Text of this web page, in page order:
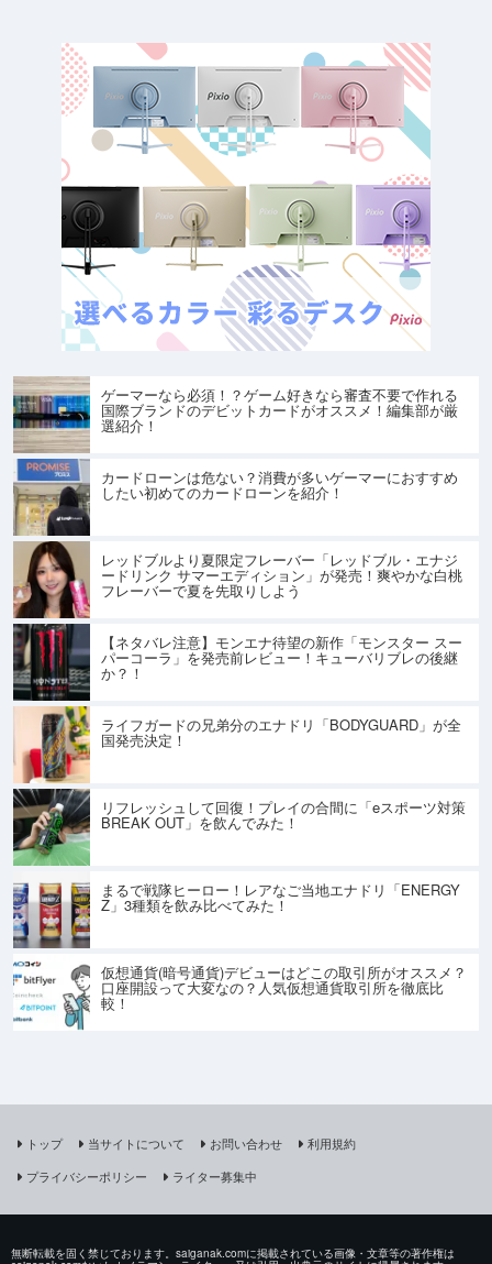
ゲーマーなら必須！？ゲーム好きなら審査不要で作れる
国際ブランドのデビットカードがオススメ！編集部が厳
選紹介！
カードローンは危ない？消費が多いゲーマーにおすすめ
したい初めてのカードローンを紹介！
レッドブルより夏限定フレーバー「レッドブル・エナジ
ードリンク サマーエディション」が発売！爽やかな白桃
フレーバーで夏を先取りしよう
【ネタバレ注意】モンエナ待望の新作「モンスター スー
パーコーラ」を発売前レビュー！キューバリブレの後継
か？！
ライフガードの兄弟分のエナドリ「BODYGUARD」が全
国発売決定！
リフレッシュして回復！プレイの合間に「eスポーツ対策
BREAK OUT」を飲んでみた！
まるで戦隊ヒーロー！レアなご当地エナドリ「ENERGY
Z」3種類を飲み比べてみた！
仮想通貨(暗号通貨)デビューはどこの取引所がオススメ？
口座開設って大変なの？人気仮想通貨取引所を徹底比
較！
トップ 当サイトについて お問い合わせ
利用規約
プライバシーポリシー
ライター募集中
無断転載を固く禁じております。saiganak.comに掲載されている画像・文章等の著作権は